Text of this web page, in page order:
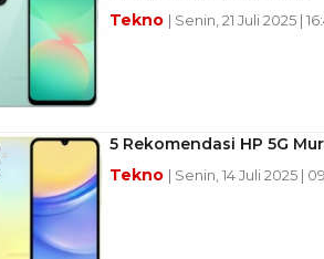
Tekno | Senin, 21 Juli 2025 |
5 Rekomendasi HP 5G
Tekno | Senin, 14 Juli 2025 |